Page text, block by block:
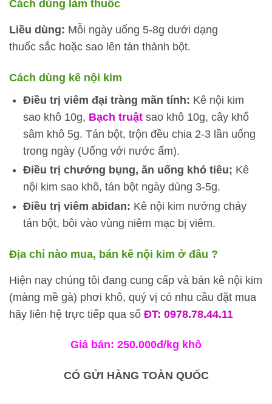
Cách dùng làm thuốc
Liều dùng: Mỗi ngày uống 5-8g dưới dạng
thuốc sắc hoặc sao lên tán thành bột.
Cách dùng kê nội kim
Điều trị viêm đại tràng mãn tính: Kê nội kim
sao khô 10g, Bạch truậtsao khô 10g, cây khổ
sâm khô 5g. Tán bột, trộn đều chia 2-3 lần uống
trong ngày (Uống với nước ấm).
Điều trị chướng bụng, ăn uống khó tiêu; Kê
nội kim sao khô, tán bột ngày dùng 3-5g.
Điều trị viêm abidan: Kê nội kim nướng cháy
tán bột, bôi vào vùng niêm mạc bị viêm.
Địa chỉ nào mua, bán kê nội kim ở đâu ?
Hiện nay chúng tôi đang cung cấp và bán kê nội kim
(màng mề gà) phơi khô, quý vị có nhu cầu đặt mua
hãy liên hệ trực tiếp qua số ĐT: 0978.78.44.11
Giá bán: 250.000đ/kg khô
CÓ GỬI HÀNG TOÀN QUỐC